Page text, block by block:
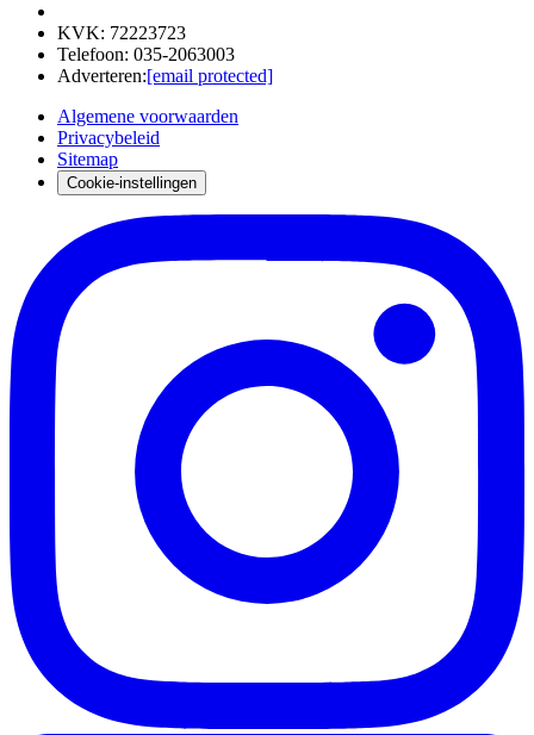
KVK: 72223723
Telefoon: 035-2063003
Adverteren:[email protected]
Algemene voorwaarden
Privacybeleid
Sitemap
Cookie-instellingen